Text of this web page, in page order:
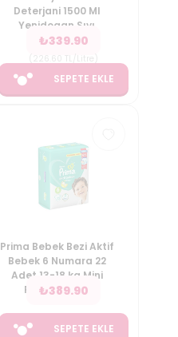
Deterjani 1500 Ml
Yenidogan Sıvı
₺339.90
SEPETE EKLE
Prima Bebek Bezi Aktif
Bebek 6 Numara 22
Adet 13-18 kg Mini
Fırsat Paketi
₺389.90
SEPETE EKLE